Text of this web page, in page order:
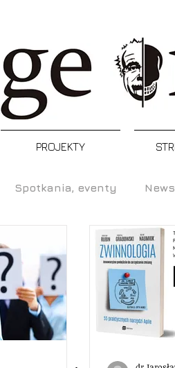
PROJEKTY
Spotkania, eventy News
Podcast
Postacie